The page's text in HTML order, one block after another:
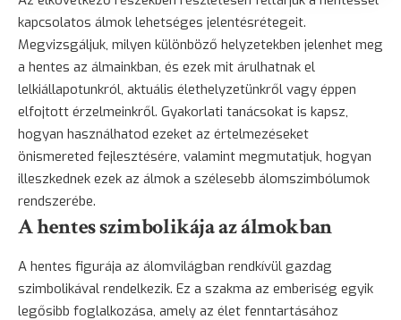
kapcsolatos álmok lehetséges jelentésrétegeit.
Megvizsgáljuk, milyen különböző helyzetekben jelenhet meg
a hentes az álmainkban, és ezek mit árulhatnak el
lelkiállapotunkról, aktuális élethelyzetünkről vagy éppen
elfojtott érzelmeinkről. Gyakorlati tanácsokat is kapsz,
hogyan használhatod ezeket az értelmezéseket
önismereted fejlesztésére, valamint megmutatjuk, hogyan
illeszkednek ezek az álmok a szélesebb álomszimbólumok
rendszerébe.
A hentes szimbolikája az álmokban
A hentes figurája az álomvilágban rendkívül gazdag
szimbolikával rendelkezik. Ez a szakma az emberiség egyik
legősibb foglalkozása, amely az élet fenntartásához